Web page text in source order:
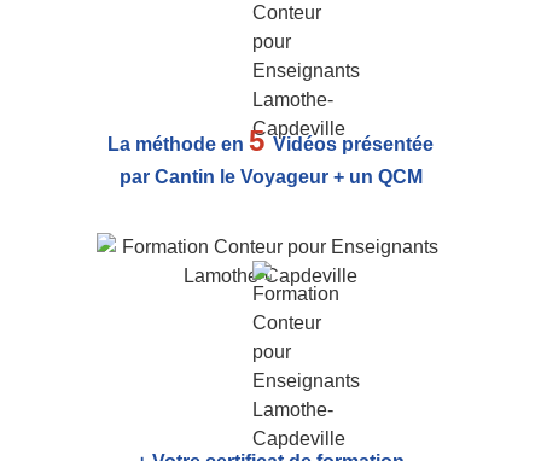
La méthode en 5Vidéos présentée
par Cantin le Voyageur + un QCM